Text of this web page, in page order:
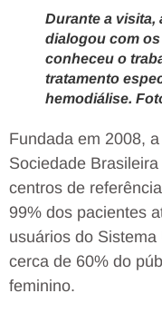
Durante a visita,
dialogou com
conheceu o
tratamento
hemodiálise.
Fundada em 2008,
Sociedade
centros de
99% dos pacientes
usuários do
cerca de 60% do
feminino.